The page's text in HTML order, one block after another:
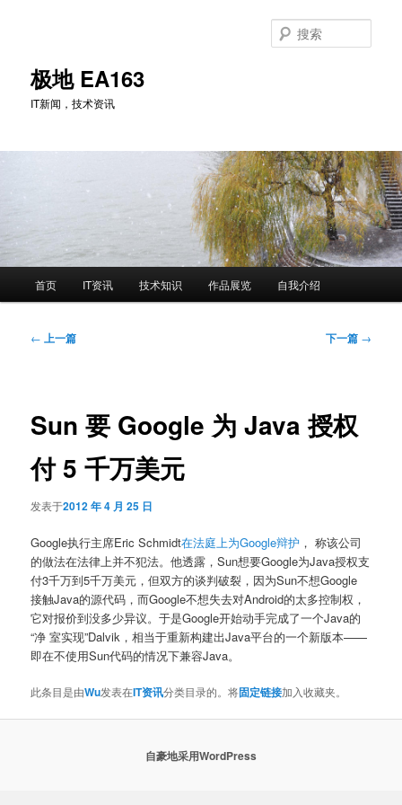
极地 EA163
IT新闻，技术资讯
索
首页 IT资讯 技术知识 作品展览 自我介绍
文
← 上一篇 下一篇 →
Sun 要 Google 为 Java 授权
付 5 千万美元
发表于2012 年 4 月 25 日
Google执行主席Eric Schmidt在法庭上为Google辩护 ， 称该公司
的做法在法律上并不犯法。他透露，Sun想要Google为Java授权支
付3千万到5千万美元，但双方的谈判破裂，因为Sun不想Google
接触Java的源代码，而Google不想失去对Android的太多控制权，
它对报价到没多少异议。于是Google开始动手完成了一个Java的
“净 室实现”Dalvik，相当于重新构建出Java平台的一个新版本——
即在不使用Sun代码的情况下兼容Java。
此条目是由Wu发表在IT资讯分类目录的。将固定链接加入收藏夹。
自豪地采用WordPress